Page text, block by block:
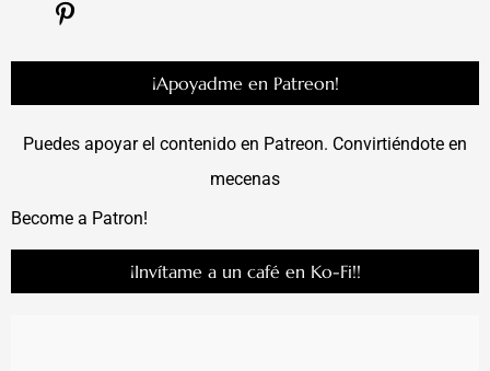
¡Apoyadme en Patreon!
Puedes apoyar el contenido en Patreon. Convirtiéndote en
mecenas
Become a Patron!
¡Invítame a un café en Ko-Fi!!